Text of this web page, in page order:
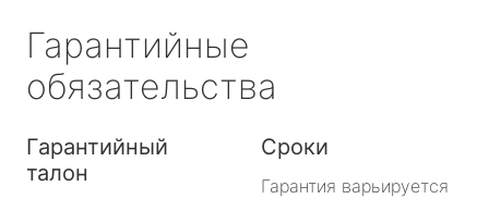
Гарантийные
обязательства
Гарантийный
талон
Сроки
Гарантия варьируется